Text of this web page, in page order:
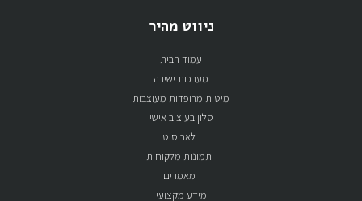
ניווט מהיר
עמוד הבית
מערכות ישיבה
מיטות מרופדות מעוצבות
סלון בעיצוב אישי
לאב סיט
תמונות מלקוחות
מאמרים
מידע מקצועי